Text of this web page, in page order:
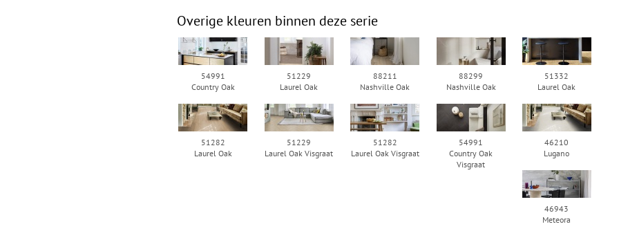
Overige kleuren binnen deze serie
54991
Country Oak
51229
Laurel Oak
88211
Nashville Oak
88299
Nashville Oak
51332
Laurel Oak
51282
Laurel Oak
51229
Laurel Oak Visgraat
51282
Laurel Oak Visgraat
54991
Country Oak
Visgraat
46210
Lugano
46943
Meteora